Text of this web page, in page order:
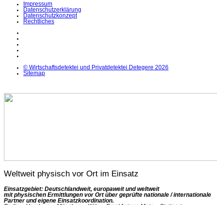
Impressum
Datenschutzerklärung
Datenschutzkonzept
Rechtliches
© Wirtschaftsdetektei und Privatdetektei Detegere 2026
Sitemap
Weltweit physisch vor Ort im Einsatz
Einsatzgebiet: Deutschlandweit, europaweit und weltweit
mit physischen Ermittlungen vor Ort über geprüfte nationale / internationale
Partner und eigene Einsatzkoordination.